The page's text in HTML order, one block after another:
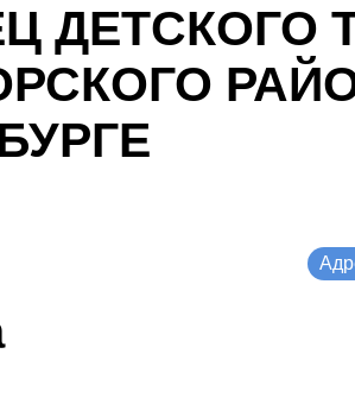
ДЕТСКОГО